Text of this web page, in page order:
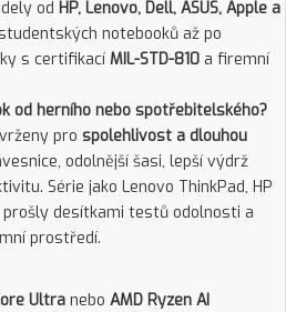
od HP, Lenovo, Dell, ASUS, Apple a
notebooků až po
s certifikací MIL-STD-810 a firemní
od herního nebo spotřebitelského?
pro spolehlivost a dlouhou
odolnější šasi, lepší výdrž
Série jako Lenovo ThinkPad, HP
desítkami testů odolnosti a
prostředí.
Ultra nebo AMD Ryzen AI